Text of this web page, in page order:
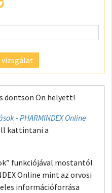
döntsön Ön helyett!
- PHARMINDEX Online
kattintani a
funkciójával mostantól
Online mint az orvosi
információforrása